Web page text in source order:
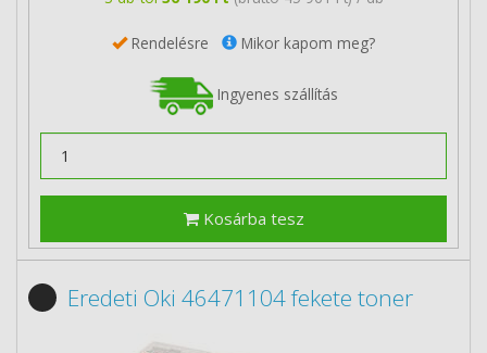
Rendelésre Mikor kapom meg?
Ingyenes szállítás
Kosárba tesz
Eredeti Oki 46471104 fekete toner